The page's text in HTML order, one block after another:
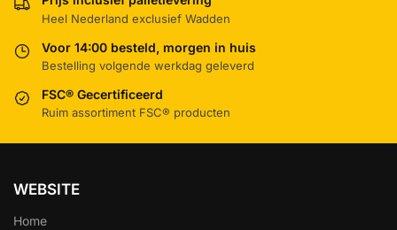
Heel Nederland exclusief Wadden
Voor 14:00 besteld, morgen in huis
Bestelling volgende werkdag geleverd
FSC® Gecertificeerd
Ruim assortiment FSC® producten
WEBSITE
Home